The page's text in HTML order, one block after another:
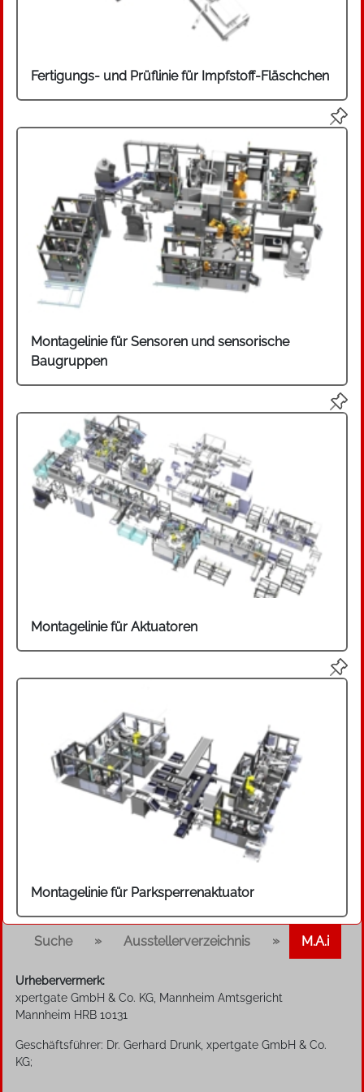
Fertigungs- und Prüflinie für Impfstoff-Fläschchen
Montagelinie für Sensoren und sensorische
Baugruppen
Montagelinie für Aktuatoren
Montagelinie für Parksperrenaktuator
Suche » Ausstellerverzeichnis » M.A.i
Urhebervermerk:
xpertgate GmbH & Co. KG, Mannheim Amtsgericht
Mannheim HRB 10131
Geschäftsführer: Dr. Gerhard Drunk, xpertgate GmbH & Co.
KG;